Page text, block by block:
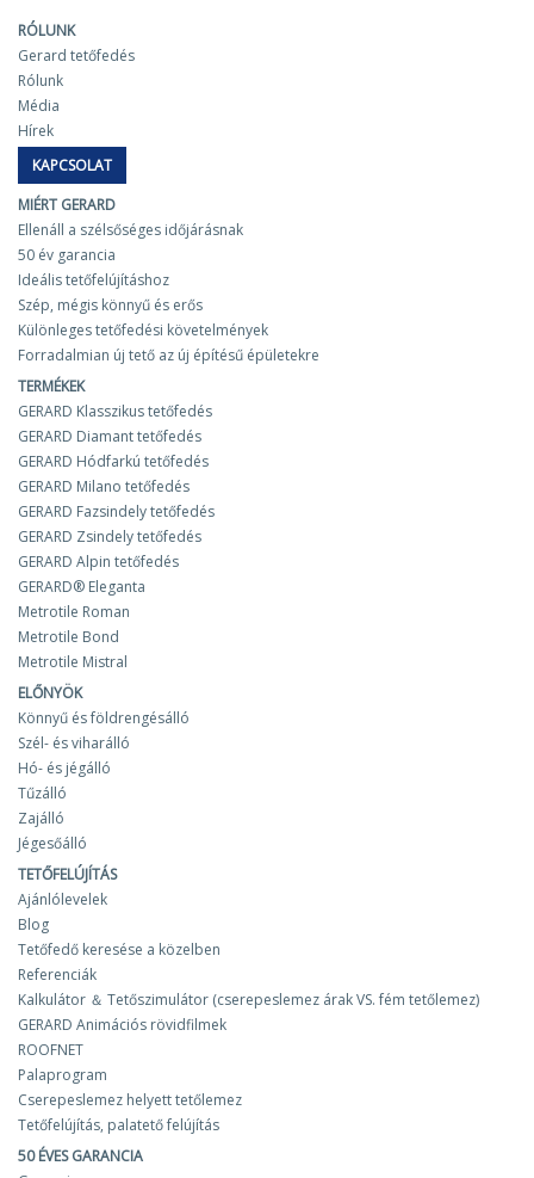
RÓLUNK
Gerard tetőfedés
Rólunk
Média
Hírek
KAPCSOLAT
MIÉRT GERARD
Ellenáll a szélsőséges időjárásnak
50 év garancia
Ideális tetőfelújításhoz
Szép, mégis könnyű és erős
Különleges tetőfedési követelmények
Forradalmian új tető az új építésű épületekre
TERMÉKEK
GERARD Klasszikus tetőfedés
GERARD Diamant tetőfedés
GERARD Hódfarkú tetőfedés
GERARD Milano tetőfedés
GERARD Fazsindely tetőfedés
GERARD Zsindely tetőfedés
GERARD Alpin tetőfedés
GERARD® Eleganta
Metrotile Roman
Metrotile Bond
Metrotile Mistral
ELŐNYÖK
Könnyű és földrengésálló
Szél- és viharálló
Hó- és jégálló
Tűzálló
Zajálló
Jégesőálló
TETŐFELÚJÍTÁS
Ajánlólevelek
Blog
Tetőfedő keresése a közelben
Referenciák
Kalkulátor ＆ Tetőszimulátor (cserepeslemez árak VS. fém tetőlemez)
GERARD Animációs rövidfilmek
ROOFNET
Palaprogram
Cserepeslemez helyett tetőlemez
Tetőfelújítás, palatető felújítás
50 ÉVES GARANCIA